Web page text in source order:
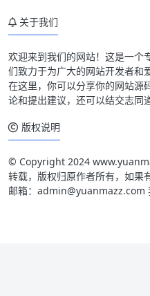
关于我们
欢迎来到我们的网站！这是一个
们致力于为广大的网站开发者和
在这里，你可以分享你的网站源
论和提出建议，还可以结交志同
版权说明
© Copyright 2024
转载，版权归原作者所有，如果
邮箱：admin@yuanmazz.com